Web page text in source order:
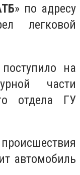
» по адресу
легковой
на
части
отдела ГУ
автомобиль